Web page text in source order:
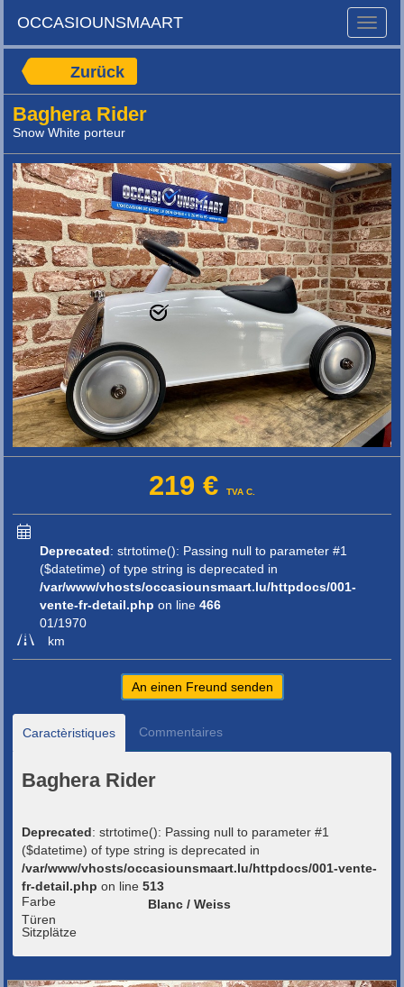
Toggle
OCCASIOUNSMAART
Zurück
Baghera Rider
Snow White porteur
219 € TVA C.
Deprecated: strtotime(): Passing null to parameter #1
($datetime) of type string is deprecated in
/var/www/vhosts/occasiounsmaart.lu/httpdocs/001-
vente-fr-detail.php on line 466
01/1970
km
An einen Freund senden
Caractèristiques Commentaires
Baghera Rider
Deprecated: strtotime(): Passing null to parameter #1
($datetime) of type string is deprecated in
/var/www/vhosts/occasiounsmaart.lu/httpdocs/001-vente-
fr-detail.php on line 513
Farbe
Blanc / Weiss
Türen
Sitzplätze